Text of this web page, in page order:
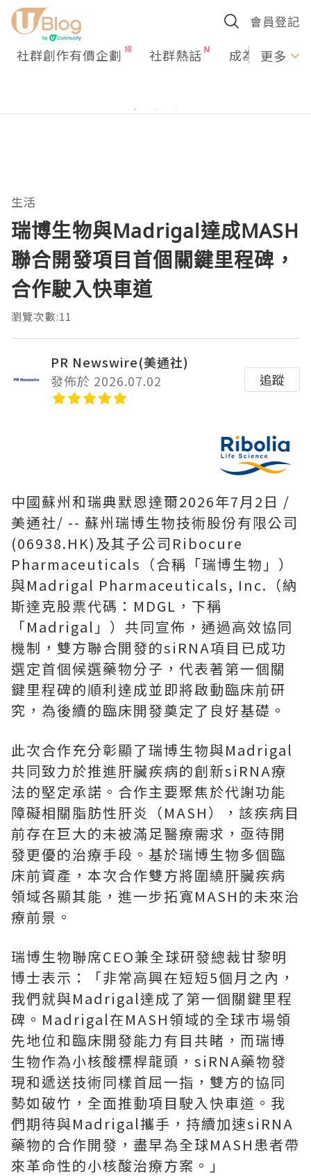
會員登記
社群創作有價企劃 社群熱話 成為U更多
生活
瑞博生物與Madrigal達成MASH
聯合開發項目首個關鍵里程碑，
合作駛入快車道
瀏覽次數:11
PR Newswire(美通社)
發佈於 2026.07.02
追蹤
中國蘇州和瑞典默恩達爾2026年7月2日 /
美通社/ -- 蘇州瑞博生物技術股份有限公司
(06938.HK)及其子公司Ribocure
Pharmaceuticals（合稱「瑞博生物」）
與Madrigal Pharmaceuticals, Inc.（納
斯達克股票代碼：MDGL，下稱
「Madrigal」）共同宣佈，通過高效協同
機制，雙方聯合開發的siRNA項目已成功
選定首個候選藥物分子，代表著第一個關
鍵里程碑的順利達成並即將啟動臨床前研
究，為後續的臨床開發奠定了良好基礎。
此次合作充分彰顯了瑞博生物與Madrigal
共同致力於推進肝臟疾病的創新siRNA療
法的堅定承諾。合作主要聚焦於代謝功能
障礙相關脂肪性肝炎（MASH），該疾病目
前存在巨大的未被滿足醫療需求，亟待開
發更優的治療手段。基於瑞博生物多個臨
床前資產，本次合作雙方將圍繞肝臟疾病
領域各顯其能，進一步拓寬MASH的未來治
療前景。
瑞博生物聯席CEO兼全球研發總裁甘黎明
博士表示：「非常高興在短短5個月之內，
我們就與Madrigal達成了第一個關鍵里程
碑。Madrigal在MASH領域的全球市場領
先地位和臨床開發能力有目共睹，而瑞博
生物作為小核酸標桿龍頭，siRNA藥物發
現和遞送技術同樣首屈一指，雙方的協同
勢如破竹，全面推動項目駛入快車道。我
們期待與Madrigal攜手，持續加速siRNA
藥物的合作開發，盡早為全球MASH患者帶
來革命性的小核酸治療方案。」